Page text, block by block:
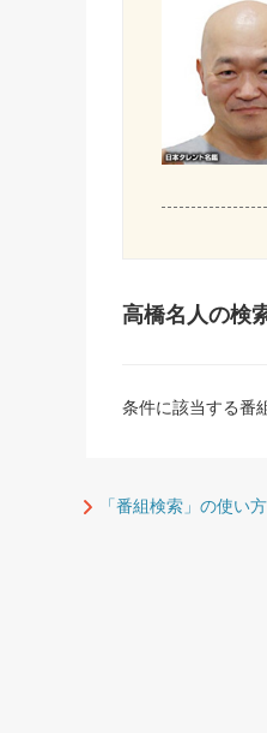
高橋名人の検
条件に該当する番
「番組検索」の使い方